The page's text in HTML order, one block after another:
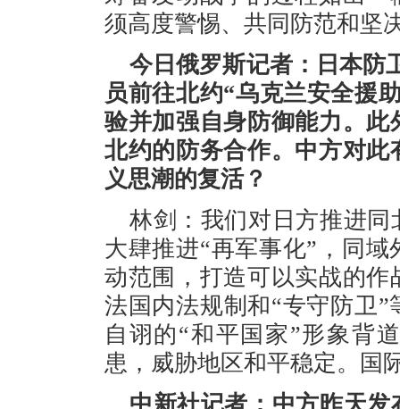
须高度警惕、共同防范和坚
今日俄罗斯记者：日本防
员前往北约“乌克兰安全援
验并加强自身防御能力。
北约的防务合作。中方对
义思潮的复活？
林剑：我们对日方推进
大肆推进“再军事化”，同
动范围，打造可以实战的
法国内法规制和“专守防卫
自诩的“和平国家”形象背
患，威胁地区和平稳定。国